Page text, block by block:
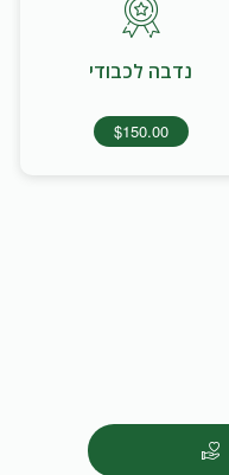
נדבה לכבודי
$150.00